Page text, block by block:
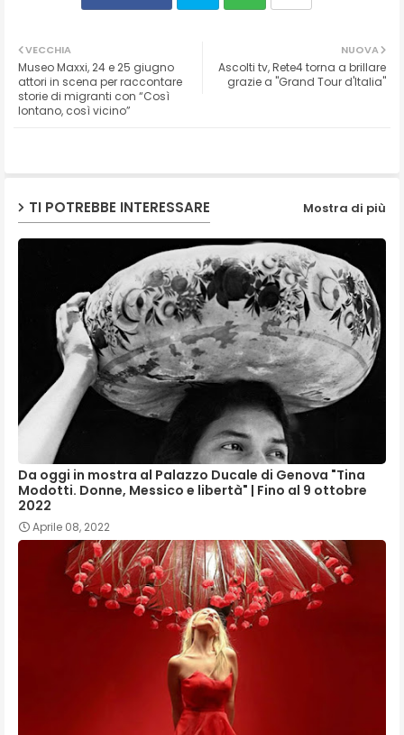
ats
NUOVA
Ascolti tv, Rete4 torna a brillare
grazie a "Grand Tour d'Italia"
VECCHIA
Museo Maxxi, 24 e 25 giugno
attori in scena per raccontare
storie di migranti con “Così
lontano, così vicino”
TI POTREBBE INTERESSARE Mostra di più
Da oggi in mostra al Palazzo Ducale di Genova "Tina
Modotti. Donne, Messico e libertà" | Fino al 9 ottobre
2022
Aprile 08, 2022